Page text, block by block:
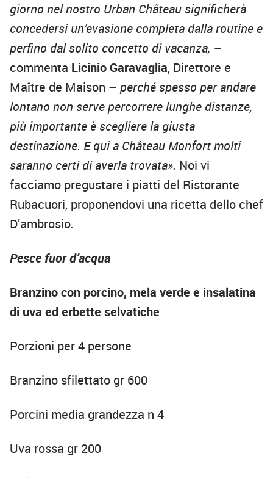
giorno nel nostro Urban Château significherà
concedersi un’evasione completa dalla routine e
perfino dal solito concetto di vacanza, –
commenta Licinio Garavaglia, Direttore e
Maître de Maison – perché spesso per andare
lontano non serve percorrere lunghe distanze,
più importante è scegliere la giusta
destinazione. E qui a Château Monfort molti
saranno certi di averla trovata». Noi vi
facciamo pregustare i piatti del Ristorante
Rubacuori, proponendovi una ricetta dello chef
D’ambrosio.
Pesce fuor d’acqua
Branzino con porcino, mela verde e insalatina
di uva ed erbette selvatiche
Porzioni per 4 persone
Branzino sfilettato gr 600
Porcini media grandezza n 4
Uva rossa gr 200